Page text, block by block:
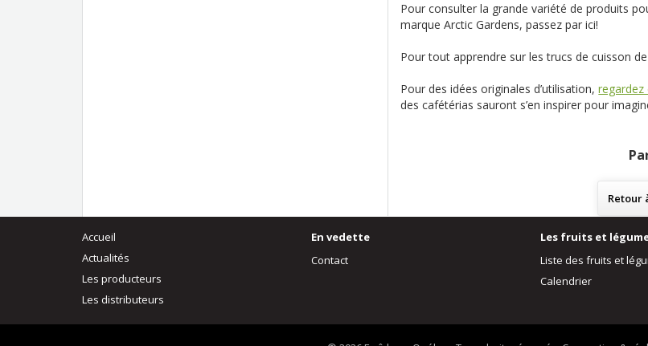
Pour consulter la grande variété de produits
marque Arctic Gardens, passez par ici!
Pour tout apprendre sur les trucs de cuisson
Pour des idées originales d’utilisation,regardez
des cafétérias sauront s’en inspirer pour
Retour
Accueil
Actualités
Les producteurs
Les distributeurs
En vedette
Contact
Les fruits et
Liste des fruits et
Calendrier